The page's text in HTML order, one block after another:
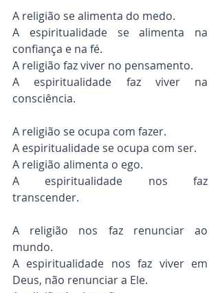
A religião se alimenta do medo.
A espiritualidade se alimenta na
confiança e na fé.
A religião faz viver no pensamento.
A espiritualidade faz viver na
consciência.
A religião se ocupa com fazer.
A espiritualidade se ocupa com ser.
A religião alimenta o ego.
A espiritualidade nos faz
transcender.
A religião nos faz renunciar ao
mundo.
A espiritualidade nos faz viver em
Deus, não renunciar a Ele.